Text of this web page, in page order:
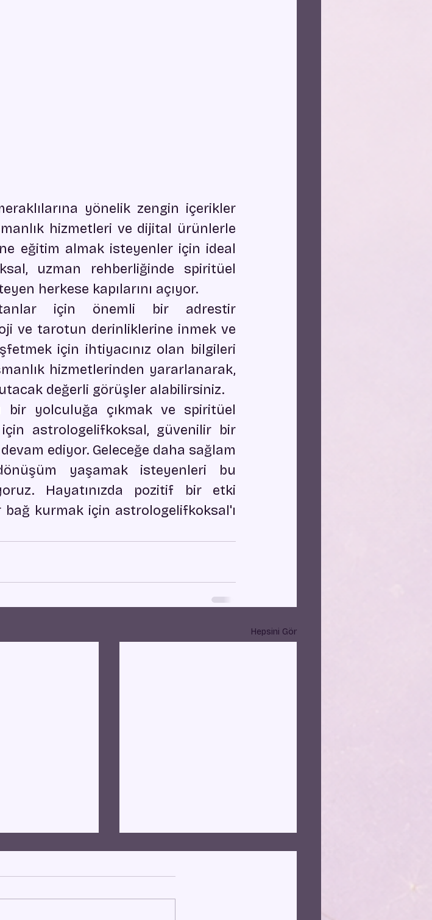
yönelik zengin içerikler
hizmetleri ve dijital ürünlerle
eğitim almak isteyenler için ideal
uzman rehberliğinde spiritüel
herkese kapılarını açıyor.
için önemli bir adrestir
ve tarotun derinliklerine inmek ve
için ihtiyacınız olan bilgileri
hizmetlerinden yararlanarak,
değerli görüşler alabilirsiniz.
yolculuğa çıkmak ve spiritüel
astrologelifkoksal, güvenilir bir
ediyor. Geleceğe daha sağlam
yaşamak isteyenleri bu
Hayatınızda pozitif bir etki
kurmak için astrologelifkoksal'ı
Hepsini Gör